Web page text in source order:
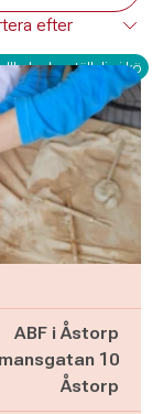
– ställ dig i kö
ABF i Åstorp
10
Åstorp